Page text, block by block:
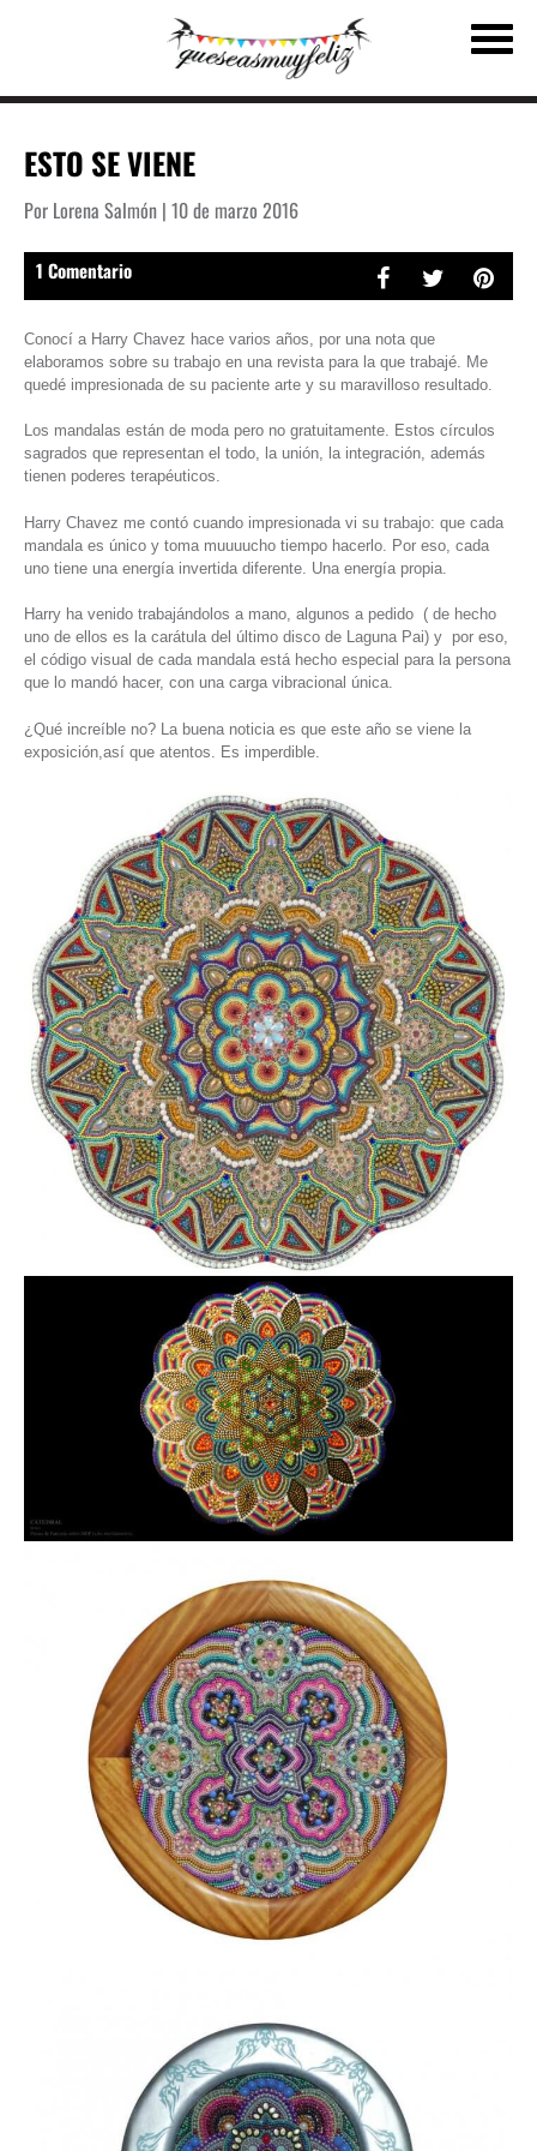
ESTO SE VIENE
Por Lorena Salmón | 10 de marzo 2016
1 Comentario
Conocí a Harry Chavez hace varios años, por una nota que
elaboramos sobre su trabajo en una revista para la que trabajé. Me
quedé impresionada de su paciente arte y su maravilloso resultado.
Los mandalas están de moda pero no gratuitamente. Estos círculos
sagrados que representan el todo, la unión, la integración, además
tienen poderes terapéuticos.
Harry Chavez me contó cuando impresionada vi su trabajo: que cada
mandala es único y toma muuuucho tiempo hacerlo. Por eso, cada
uno tiene una energía invertida diferente. Una energía propia.
Harry ha venido trabajándolos a mano, algunos a pedido ( de hecho
uno de ellos es la carátula del último disco de Laguna Pai) y por eso,
el código visual de cada mandala está hecho especial para la persona
que lo mandó hacer, con una carga vibracional única.
¿Qué increíble no? La buena noticia es que este año se viene la
exposición,así que atentos. Es imperdible.